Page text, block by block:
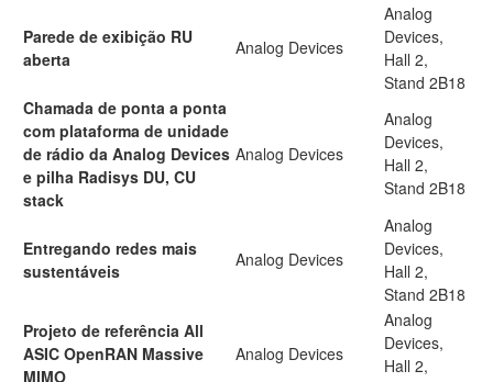
Parede de exibição RU
aberta
Analog Devices
Analog
Devices,
Hall 2,
Stand 2B18
Chamada de ponta a ponta
com plataforma de unidade
de rádio da Analog Devices
e pilha Radisys DU, CU
stack
Analog Devices
Analog
Devices,
Hall 2,
Stand 2B18
Entregando redes mais
sustentáveis
Analog Devices
Analog
Devices,
Hall 2,
Stand 2B18
Projeto de referência All
ASIC OpenRAN Massive
MIMO
Analog Devices
Analog
Devices,
Hall 2,